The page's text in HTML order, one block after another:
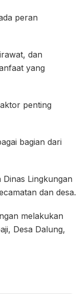
peran
dan
yang
penting
bagian dari
Lingkungan
dan desa.
melakukan
Desa Dalung,